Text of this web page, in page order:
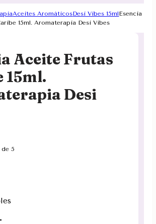
Aceites AromáticosDesi Vibes 15mlEsencia
15ml. Aromaterapia Desi Vibes
Aceite Frutas
15ml.
Desi
de 5